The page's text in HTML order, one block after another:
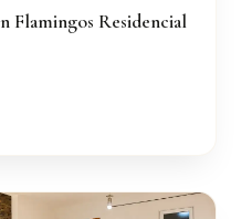
Flamingos Residencial